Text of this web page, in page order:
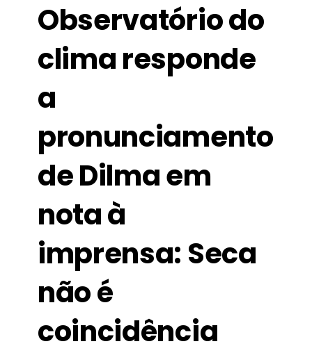
Observatório do
clima responde
a
pronunciamento
de Dilma em
nota à
imprensa: Seca
não é
coincidência
Necessário
Esses cookies
opcionais. São
funcionamento
do site.
Estatísticas